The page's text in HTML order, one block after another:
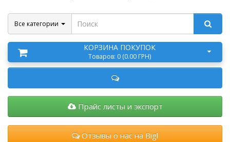
Все категории
КОРЗИНА ПОКУПОК
Товаров: 0 (0.00 ГРН)
Прайс листы и экспорт
Отзывы о нас на Bigl